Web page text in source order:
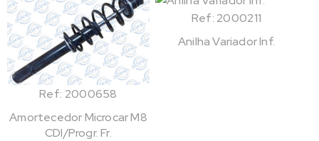
Ref: 2000658
Amortecedor Microcar M8
CDI/Progr. Fr.
Ref: 2000211
Anilha Variador Inf.